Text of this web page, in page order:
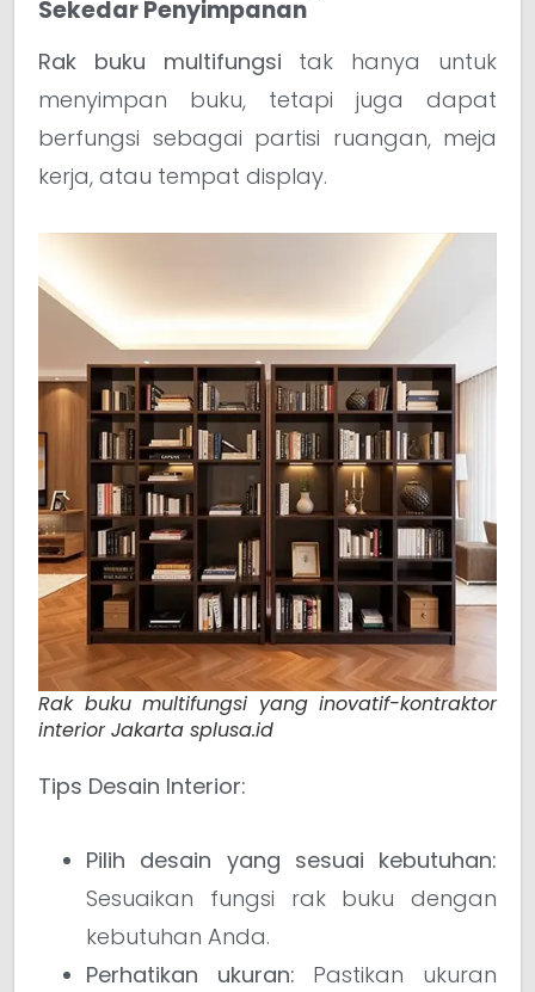
Sekedar Penyimpanan
Rak buku multifungsi tak hanya untuk
menyimpan buku, tetapi juga dapat
berfungsi sebagai partisi ruangan, meja
kerja, atau tempat display.
Rak buku multifungsi yang inovatif-kontraktor
interior Jakarta splusa.id
Tips Desain Interior:
Pilih desain yang sesuai kebutuhan:
Sesuaikan fungsi rak buku dengan
kebutuhan Anda.
Perhatikan ukuran: Pastikan ukuran